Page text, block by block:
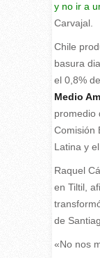
y no ir a
Carvajal.
Chile
basura
el 0,8%
Medio
promedio
Comisión
Latina y
Raquel
en Tiltil,
de
«No nos